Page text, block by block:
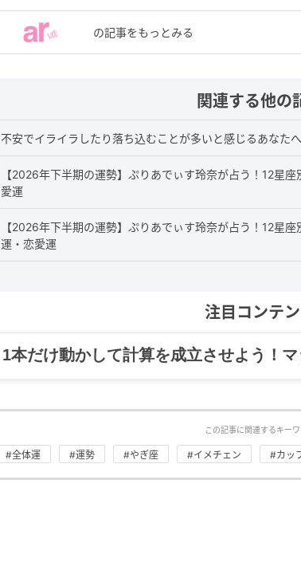
の記事をもっとみる
関連する他の
不安でイライラしたり落ち込むことが多いと感じるあなた
【2026年下半期の運勢】ぷりあでぃす玲奈が占う！12星
愛運
【2026年下半期の運勢】ぷりあでぃす玲奈が占う！12星
運・恋愛運
注目コンテ
グルメ、ギャグ、子育て、旅行記……全
この記事に関連するキー
#全体運 #運勢 #やぎ座 #イメチェン #カッ